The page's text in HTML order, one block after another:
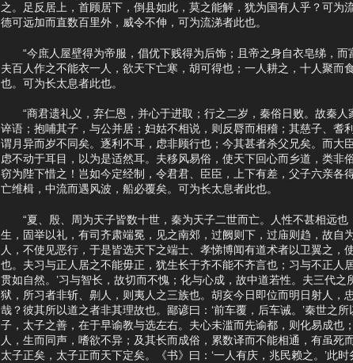
之。足反居上，首顾居下，倒县如此，莫之能解，犹为国有人乎？可为
德可远加而直数百里外，威令不伸，可为流涕者此也。
“今庶人屋壁得为帝服，倡优下贱得为后饰；且帝之身自衣皂绨，而
夫百人作之不能衣一人，欲天下亡寒，胡可得也；一人耕之，十人聚
也。可为长太息者此也。
“商君遗礼义，弃仁恩，并心于进取；行之二岁，秦俗日败。故秦人
谇语；抱哺其子，与公并居；妇姑不相说，则反脣而相稽；其慈子、
谓月异而岁不同矣。逐利不耳，虑非顾行也；今其甚者杀父兄矣。而大
虑不动于耳目，以为是适然耳。夫移风易俗，使天下回心而乡道，类非
窃为陛下惜之！岂如今定经制，令君君、臣臣，上下有差，父子六亲
亡维楫，中流而遇风波，船必覆矣。可为长太息者此也。
“夏、殷、周为天子皆数十世，秦为天子二世而亡。人性不甚相远也
生，固举以礼，有司齐肃端冕，见之南郊，过阙则下，过庙则趋，故
人，不使见恶行，于是皆选天下之端士、孝悌博闻有道术者以卫翼之
也。夫习与正人居之不能毋正，犹生长于齐不能不齐言也；习与不正人
贯如自然。’习与智长，故切而不愧；化与心成，故中道若性。夫三代
狱，所习者非斩、劓人，则夷人之三族也。胡亥今日即位而明日射人
哉？彼其所以道之者非其理故也。鄙谚曰：‘前车覆，后车诫。’秦世之
子，太子之善，在于早谕教与选左右。夫心未滥而先谕都，则化易成
人，生而同声，嗜欲不异；及其长而成俗，累数译而不能相通，有虽
太子正矣，太子正而天下定矣。《书》曰：‘一人有庆，兆民赖之。’此时